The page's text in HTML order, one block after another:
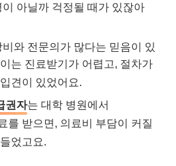
아닐까 걱정될 때가 있잖아
와 전문의가 많다는 믿음이 있
는 진료받기가 어렵고, 절차가
견이 있었어요.
권자는 대학 병원에서
를 받으면, 의료비 부담이 커질
었고요.